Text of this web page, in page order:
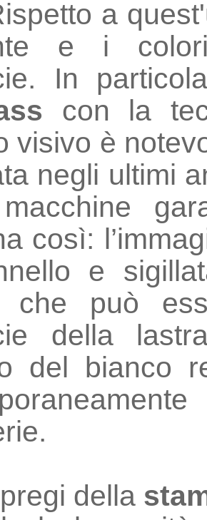
a
e i
In
con la
visivo è
negli ultimi
così:
e
che può
della
del bianco
della